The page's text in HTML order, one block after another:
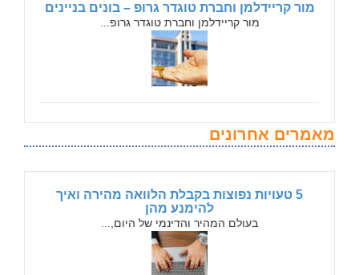
מור קריידלמן וחברת טוגדר גרופ – בונים בניינים
מור קריידלמן וחברת טוגדר גרופ...
מאמרים אחרונים
5 טעויות נפוצות בקבלת הלוואה מהירה ואיך
להימנע מהן
בעולם המהיר והדינמי של היום,...